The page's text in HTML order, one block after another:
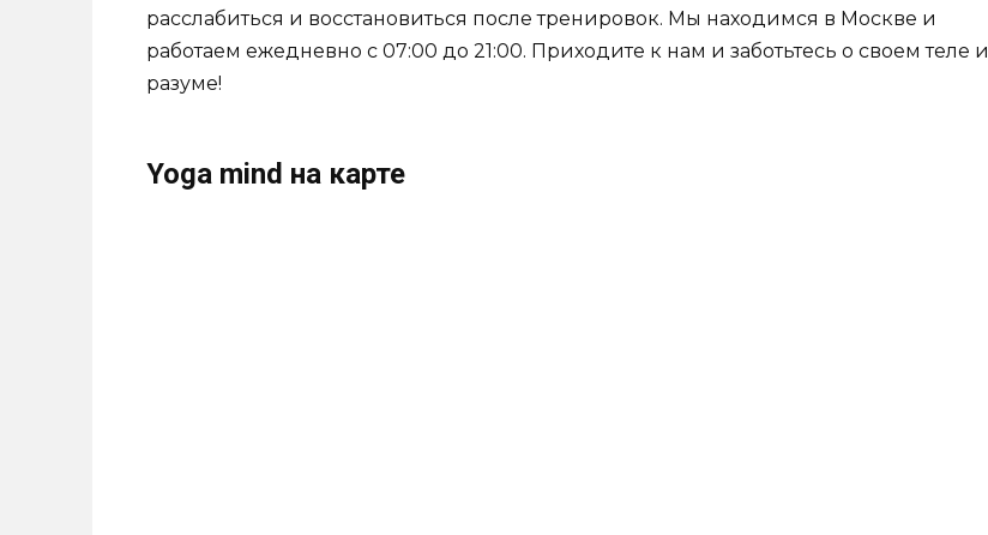
расслабиться и восстановиться после тренировок. Мы находимся в Москве и
работаем ежедневно с 07:00 до 21:00. Приходите к нам и заботьтесь о своем теле и
разуме!
Yoga mind на карте